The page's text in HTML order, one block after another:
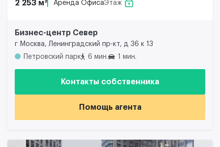
2 253 м² Аренда ОфисаЭтаж
Бизнес-центр Север
г Москва, Ленинградский пр-кт, д 36 к 13
Петровский парк
6 мин. 1 мин.
Контакты собственника
Помощь агента